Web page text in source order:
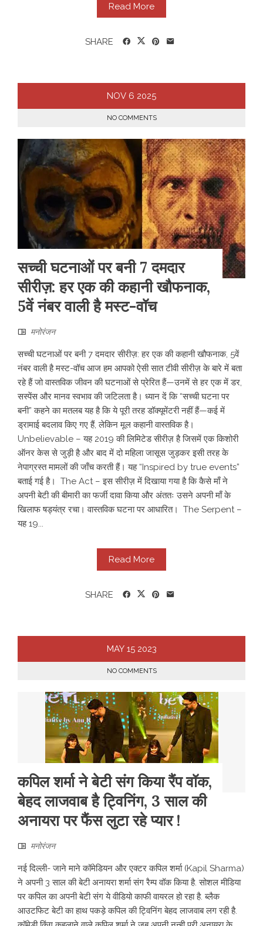
Read More
SHARE
NOV 6 2025
NO COMMENTS
सच्ची घटनाओं पर बनी 7 दमदार
सीरीज़: हर एक की कहानी खौफनाक,
5वें नंबर वाली है मस्ट-वॉच
मनोरंजन
सच्ची घटनाओं पर बनी 7 दमदार सीरीज़: हर एक की कहानी खौफनाक, 5वें
नंबर वाली है मस्ट-वॉच आज हम आपको ऐसी सात टीवी सीरीज़ के बारे में बता
रहे हैं जो वास्तविक जीवन की घटनाओं से प्रेरित हैं—उनमें से हर एक में डर,
सस्पेंस और मानव स्वभाव की जटिलता है। ध्यान दें कि “सच्ची घटना पर
बनी” कहने का मतलब यह है कि ये पूरी तरह डॉक्यूमेंटरी नहीं हैं—कई में
ड्रामाई बदलाव किए गए हैं, लेकिन मूल कहानी वास्तविक है।
Unbelievable – यह 2019 की लिमिटेड सीरीज़ है जिसमें एक किशोरी
ऑनर केस से जुड़ी है और बाद में दो महिला जासूस जुड़कर इसी तरह के
नेपाग्रस्त मामलों की जाँच करती हैं। यह “Inspired by true events”
बताई गई है। The Act – इस सीरीज़ में दिखाया गया है कि कैसे माँ ने
अपनी बेटी की बीमारी का फर्जी दावा किया और अंततः उसने अपनी माँ के
खिलाफ षड्यंत्र रचा। वास्तविक घटना पर आधारित। The Serpent –
यह 19...
Read More
SHARE
MAY 15 2023
NO COMMENTS
कपिल शर्मा ने बेटी संग किया रैंप वॉक,
बेहद लाजवाब है ट्विनिंग, 3 साल की
अनायरा पर फैंस लुटा रहे प्यार !
मनोरंजन
नई दिल्ली- जाने माने कॉमेडियन और एक्टर कपिल शर्मा (Kapil Sharma)
ने अपनी 3 साल की बेटी अनायरा शर्मा संग रैम्प वॉक किया है. सोशल मीडिया
पर कपिल का अपनी बेटी संग ये वीडियो काफी वायरल हो रहा है. ब्लैक
आउटफिट बेटी का हाथ पकड़े कपिल की ट्विनिंग बेहद लाजवाब लग रही है.